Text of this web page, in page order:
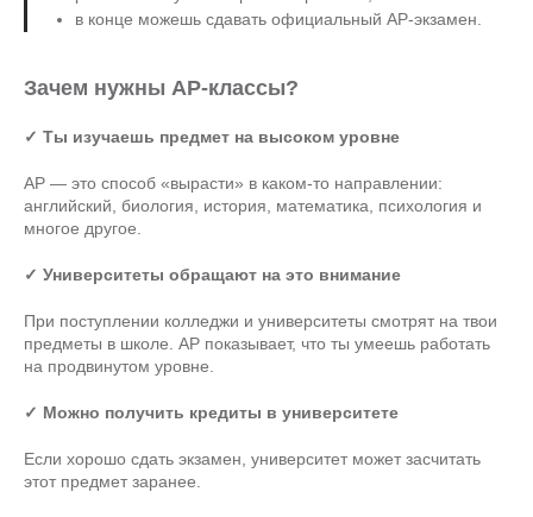
в конце можешь сдавать официальный AP-экзамен.
Зачем нужны AP-классы?
✓ Ты изучаешь предмет на высоком уровне
AP — это способ «вырасти» в каком-то направлении:
английский, биология, история, математика, психология и
многое другое.
✓ Университеты обращают на это внимание
При поступлении колледжи и университеты смотрят на твои
предметы в школе. AP показывает, что ты умеешь работать
на продвинутом уровне.
✓ Можно получить кредиты в университете
Если хорошо сдать экзамен, университет может засчитать
этот предмет заранее.